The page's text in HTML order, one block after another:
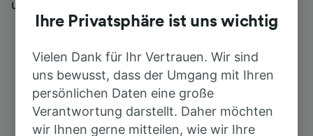
unsere Kunden selbst?
Ihre Privatsphäre ist uns wichtig
Vielen Dank für Ihr Vertrauen. Wir sind
uns bewusst, dass der Umgang mit Ihren
persönlichen Daten eine große
Verantwortung darstellt. Daher möchten
wir Ihnen gerne mitteilen, wie wir Ihre